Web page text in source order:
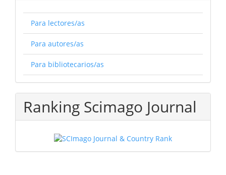
Para lectores/as
Para autores/as
Para bibliotecarios/as
Ranking Scimago Journal